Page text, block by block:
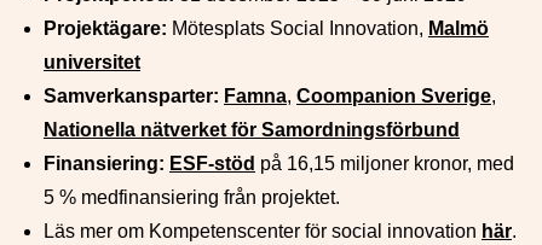
Projektägare: Mötesplats Social Innovation, Malmö
universitet
Samverkansparter: Famna, Coompanion Sverige,
Nationella nätverket för Samordningsförbund
Finansiering: ESF-stöd på 16,15 miljoner kronor, med
5 % medfinansiering från projektet.
Läs mer om Kompetenscenter för social innovation här.